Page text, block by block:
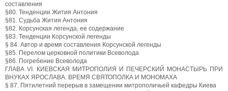
составления
§80. Тенденции Жития Антония
§81. Судьба Жития Антония
§82. Корсунская легенда, ее содержание
§83. Тенденции Корсунской легенды
§ 84. Автор и время составления Корсунской легенды
§85. Перелом церковной политики Всеволода
§86. Погребение Всеволода
ГЛАВА VI. КИЕВСКАЯ МИТРОПОЛИЯ И ПЕЧЕРСКИЙ МОНАСТЫРЬ ПРИ
ВНУКАХ ЯРОСЛАВА. ВРЕМЯ СВЯТОПОЛКА И МОНОМАХА
§ 87. Пятилетний перерыв в замещении митрополичьей кафедры Киева